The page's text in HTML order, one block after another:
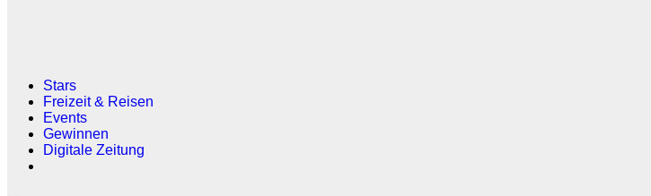
Stars
Freizeit & Reisen
Events
Gewinnen
Digitale Zeitung